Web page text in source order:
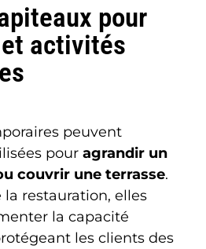
pour
activités
peuvent
pour agrandir un
couvrir une terrasse.
la restauration, elles
la capacité
les clients des